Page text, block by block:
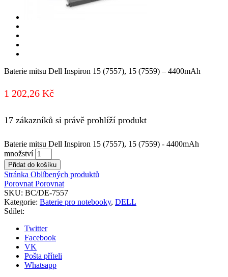
Baterie mitsu Dell Inspiron 15 (7557), 15 (7559) – 4400mAh
1 202,26 Kč
17 zákazníků si právě prohlíží produkt
Baterie mitsu Dell Inspiron 15 (7557), 15 (7559) - 4400mAh
množství
Přidat do košíku
Stránka Oblíbených produktů
Porovnat Porovnat
SKU: BC/DE-7557
Kategorie: Baterie pro notebooky, DELL
Sdílet:
Twitter
Facebook
VK
Pošta příteli
Whatsapp